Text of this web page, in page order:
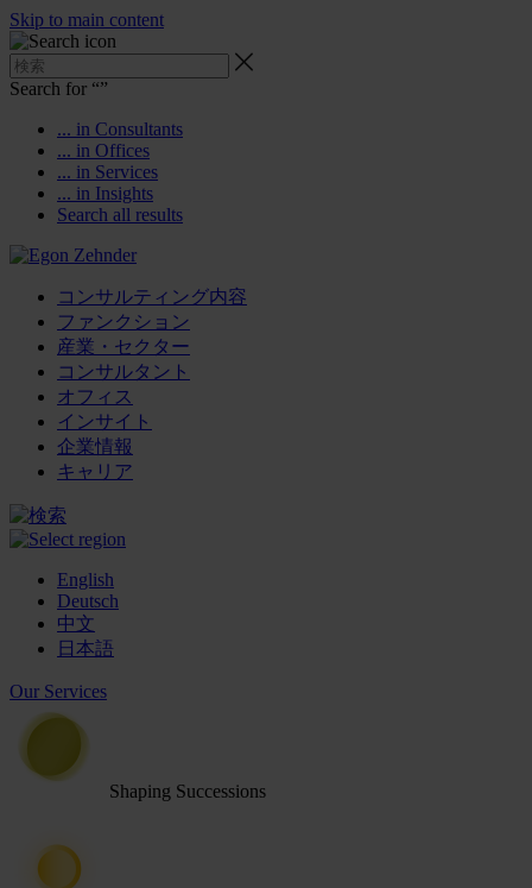
Skip to main content
Search for “”
... in Consultants
... in Offices
... in Services
... in Insights
Search all results
コンサルティング内容
ファンクション
産業・セクター
コンサルタント
オフィス
インサイト
企業情報
キャリア
English
Deutsch
中文
日本語
Our Services
Shaping Successions